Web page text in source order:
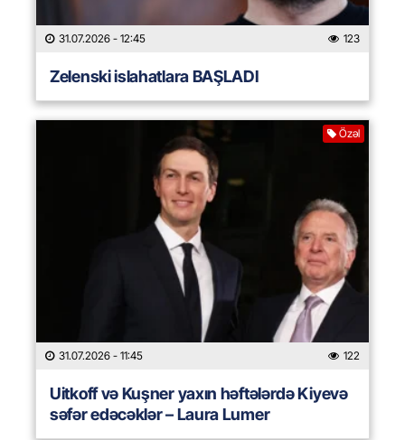
31.07.2026 - 12:45 123
Zelenski islahatlara BAŞLADI
Özəl
31.07.2026 - 11:45 122
Uitkoff və Kuşner yaxın həftələrdə Kiyevə
səfər edəcəklər – Laura Lumer